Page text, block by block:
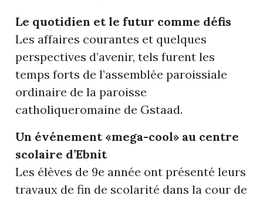
Le quotidien et le futur comme défis
Les affaires courantes et quelques
perspectives d’avenir, tels furent les
temps forts de l’assemblée paroissiale
ordinaire de la paroisse
catholiqueromaine de Gstaad.
Un événement «mega-cool» au centre
scolaire d’Ebnit
Les élèves de 9e année ont présenté leurs
travaux de fin de scolarité dans la cour de